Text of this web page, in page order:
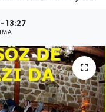
13:27